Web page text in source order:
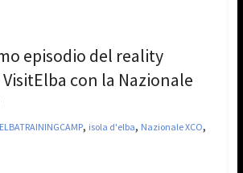
episodio del reality
con la Nazionale
ELBATRAININGCAMP, isola d'elba, Nazionale XCO,